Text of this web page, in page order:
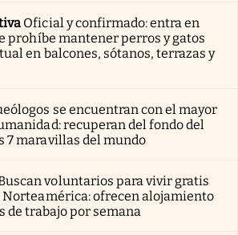
Oficial y confirmado: entra en
prohíbe mantener perros y gatos
en balcones, sótanos, terrazas y
se encuentran con el mayor
recuperan del fondo del
7 maravillas del mundo
voluntarios para vivir gratis
Norteamérica: ofrecen alojamiento
de trabajo por semana